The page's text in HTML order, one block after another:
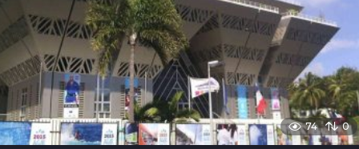
74 0